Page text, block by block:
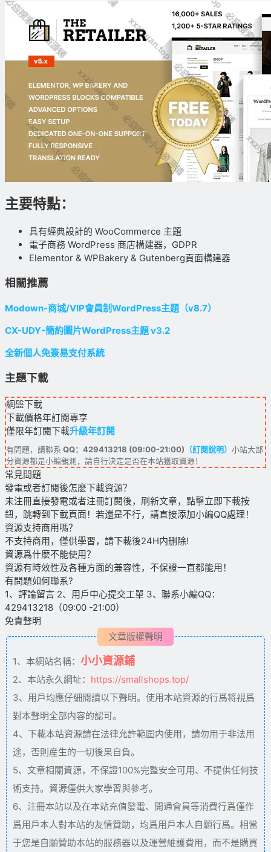
主要特點：
具有經典設計的 WooCommerce 主題
電子商務 WordPress 商店構建器，GDPR
Elementor & WPBakery & Gutenberg頁面構建器
相關推薦
Modown-商城/VIP會員制WordPress主題（v8.7）
CX-UDY-簡約圖片WordPress主題 v3.2
全新個人免簽易支付系統
主題下載
網盤下載
下載價格年訂閱專享
僅限年訂閱下載升級年訂閱
有問題，請聯系 QQ：429413218 (09:00-21:00) （訂閱說明） 小站大部
分資源都是小編親測，請自行決定是否在本站獲取資源！
常見問題
發電或者訂閱後怎麽下載資源？
未注冊直接發電或者注冊訂閱後，刷新文章，點擊立即下載按
鈕，跳轉到下載頁面！若還是不行，請直接添加小編QQ處理！
資源支持商用嗎？
不支持商用，僅供學習，請下載後24H内删除!
資源爲什麽不能使用？
資源有時效性及各種方面的兼容性，不保證一直都能用！
有問題如何聯系?
1、評論留言 2、用戶中心提交工單 3、聯系小編QQ：
429413218（09:00 -21:00）
免責聲明
文章版權聲明
1、本網站名稱： 小小資源鋪
2、本站永久網址： https://smallshops.top/
3、用戶均應仔細閱讀以下聲明。使用本站資源的行爲将視爲
對本聲明全部内容的認可。
4、下載本站資源請在法律允許範圍内使用，請勿用于非法用
途，否則産生的一切後果自負。
5、文章相關資源，不保證100%完整安全可用、不提供任何技
術支持。資源僅供大家學習與參考。
6、注冊本站以及在本站充值發電、開通會員等消費行爲僅作
爲用戶本人對本站的友情贊助，均爲用戶本人自願行爲。相當
于您是自願贊助本站的服務器以及運營維護費用，而不是購買